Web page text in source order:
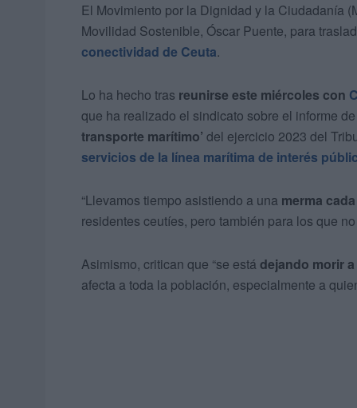
El Movimiento por la Dignidad y la Ciudadanía
Movilidad Sostenible, Óscar Puente, para
conectividad de Ceuta.
Lo ha hecho tras reunirse este miércoles con
que ha realizado el sindicato sobre el informe
transporte marítimo’ del ejercicio 2023 del
servicios de la línea marítima de interés
“Llevamos tiempo asistiendo a una merma
residentes ceutíes, pero también para los que
Asimismo, critican que “se está dejando morir
afecta a toda la población, especialmente a